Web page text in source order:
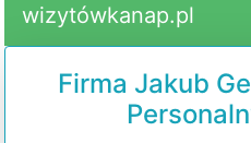
wizytówkanap.pl
Firma Jakub